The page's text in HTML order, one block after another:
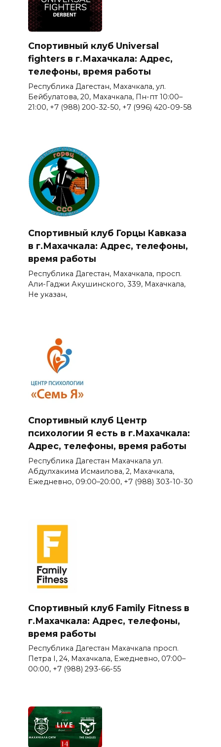
Спортивный клуб Universal
fighters в г.Махачкала: Адрес,
телефоны, время работы
Республика Дагестан, Махачкала, ул.
Бейбулатова, 20, Махачкала, Пн-пт 10:00–
21:00, +7 (988) 200-32-50, +7 (996) 420-09-58
Спортивный клуб Горцы Кавказа
в г.Махачкала: Адрес, телефоны,
время работы
Республика Дагестан, Махачкала, просп.
Али-Гаджи Акушинского, 339, Махачкала,
Не указан,
Спортивный клуб Центр
психологии Я есть в г.Махачкала:
Адрес, телефоны, время работы
Республика Дагестан Махачкала ул.
Абдулхакима Исмаилова, 2, Махачкала,
Ежедневно, 09:00–20:00, +7 (988) 303-10-30
Спортивный клуб Family Fitness в
г.Махачкала: Адрес, телефоны,
время работы
Республика Дагестан Махачкала просп.
Петра I, 24, Махачкала, Ежедневно, 07:00–
00:00, +7 (988) 293-66-55